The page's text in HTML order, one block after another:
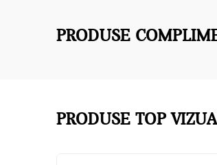
PRODUSE
PRODUSE TOP